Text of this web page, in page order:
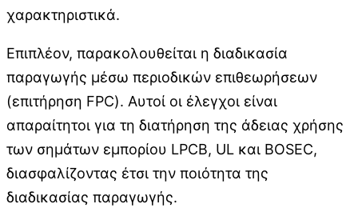
χαρακτηριστικά.
Επιπλέον, παρακολουθείται η διαδικασία
παραγωγής μέσω περιοδικών επιθεωρήσεων
(επιτήρηση FPC). Αυτοί οι έλεγχοι είναι
απαραίτητοι για τη διατήρηση της άδειας χρήσης
των σημάτων εμπορίου LPCB, UL και BOSEC,
διασφαλίζοντας έτσι την ποιότητα της
διαδικασίας παραγωγής.